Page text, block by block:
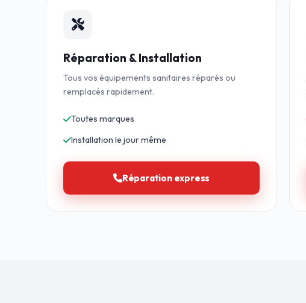
Réparation & Installation
Tous vos équipements sanitaires réparés ou
remplacés rapidement.
Toutes marques
Installation le jour même
Réparation express